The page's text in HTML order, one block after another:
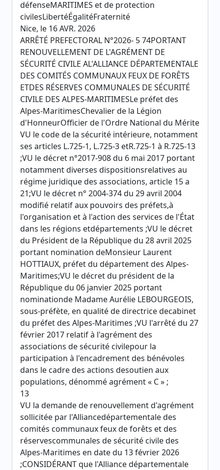
défenseMARITIMES et de protection
civilesLibertéÉgalitéFraternité
Nice, le 16 AVR. 2026
ARRÊTÉ PREFECTORAL N°2026- 5 74PORTANT
RENOUVELLEMENT DE L'AGRÉMENT DE
SÉCURITÉ CIVILE AL'ALLIANCE DÉPARTEMENTALE
DES COMITÉS COMMUNAUX FEUX DE FORÊTS
ETDES RÉSERVES COMMUNALES DE SÉCURITÉ
CIVILE DES ALPES-MARITIMESLe préfet des
Alpes-MaritimesChevalier de la Légion
d'HonneurOfficier de l'Ordre National du Mérite
VU le code de la sécurité intérieure, notamment
ses articles L.725-1, L.725-3 etR.725-1 à R.725-13
;VU le décret n°2017-908 du 6 mai 2017 portant
notamment diverses dispositionsrelatives au
régime juridique des associations, article 15 a
21;VU le décret n° 2004-374 du 29 avril 2004
modifié relatif aux pouvoirs des préfets,à
l'organisation et à l'action des services de l'État
dans les régions etdépartements ;VU le décret
du Président de la République du 28 avril 2025
portant nomination deMonsieur Laurent
HOTTIAUX, préfet du département des Alpes-
Maritimes;VU le décret du président de la
République du 06 janvier 2025 portant
nominationde Madame Aurélie LEBOURGEOIS,
sous-préfète, en qualité de directrice decabinet
du préfet des Alpes-Maritimes ;VU l'arrêté du 27
février 2017 relatif à l'agrément des
associations de sécurité civilepour la
participation à l'encadrement des bénévoles
dans le cadre des actions desoutien aux
populations, dénommé agrément « C » ;
13
VU la demande de renouvellement d'agrément
sollicitée par l'Alliancedépartementale des
comités communaux feux de forêts et des
réservescommunales de sécurité civile des
Alpes-Maritimes en date du 13 février 2026
;CONSIDÉRANT que l'Alliance départementale